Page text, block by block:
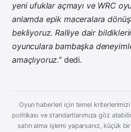
yeni ufuklar açmayı ve WRC
anlamda epik maceralara
bekliyoruz. Ralliye dair
oyunculara bambaşka
amaçlıyoruz.”dedi.
Oyun haberleri için temel
politikası ve standartlarımıza göz
satın alma işlemi yaparsanız, küçük